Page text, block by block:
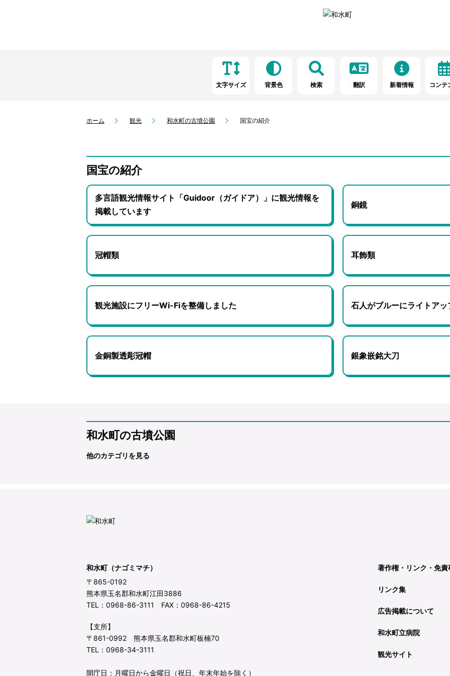
文字サイズ 背景色 検索 翻訳 新着情報 コンテ
ホーム 観光 和水町の古墳公園 国宝の紹介
国宝の紹介
多言語観光情報サイト「Guidoor（ガイドア）」に観光情報を
掲載しています
銅鏡
冠帽類 耳飾類
観光施設にフリーWi-Fiを整備しました 石人がブルーにライトアッ
金銅製透彫冠帽 銀象嵌銘大刀
和水町の古墳公園
他のカテゴリを見る
和水町（ナゴミマチ）
〒865-0192
熊本県玉名郡和水町江田3886
TEL：0968-86-3111 FAX：0968-86-4215
【支所】
〒861-0992 熊本県玉名郡和水町板楠70
TEL：0968-34-3111
開庁日：月曜日から金曜日（祝日、年末年始を除く）
著作権・リンク・免責
リンク集
広告掲載について
和水町立病院
観光サイト